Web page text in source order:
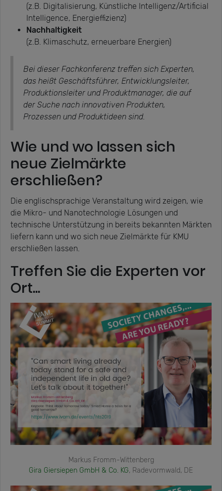
(z.B. Digitalisierung, Künstliche Intelligenz/Artificial
Intelligence, Energieffizienz)
Nachhaltigkeit
(z.B. Klimaschutz, erneuerbare Energien)
Bei dieser Fachkonferenz treffen sich Experten,
das heißt Geschäftsführer, Entwicklungsleiter,
Produktionsleiter und Produktmanager, die auf
der Suche nach innovativen Produkten,
Prozessen und Produktideen sind.
Wie und wo lassen sich
neue Zielmärkte
erschließen?
Die englischsprachige Veranstaltung wird zeigen, wie
die Mikro- und Nanotechnologie Lösungen und
technische Unterstützung in bereits bekannten Märkten
liefern kann und wo sich neue Zielmärkte für KMU
erschließen lassen.
Treffen Sie die Experten vor
Ort...
Markus Fromm-Wittenberg
Gira Giersiepen GmbH & Co. KG, Radevormwald, DE